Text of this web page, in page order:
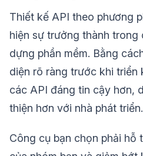
Thiết kế API theo phương
hiện sự trưởng thành trong
dựng phần mềm. Bằng
diện rõ ràng trước khi triển
các API đáng tin cậy hơn,
thiện hơn với nhà phát triển.
Công cụ bạn chọn phải hỗ